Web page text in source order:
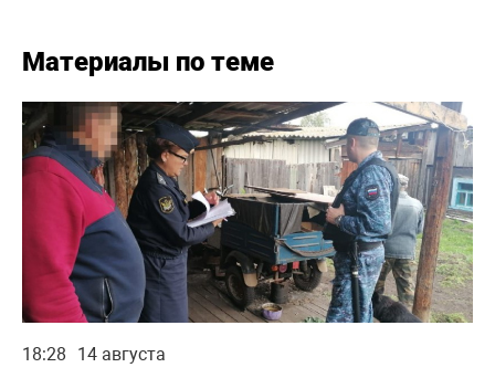
Материалы по теме
18:28 14 августа